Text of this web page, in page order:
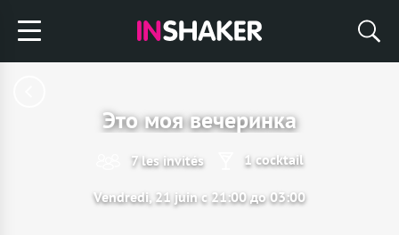
Это моя вечеринка
7 les invités 1 cocktail
Vendredi, 21 juin с 21:00 до 03:00